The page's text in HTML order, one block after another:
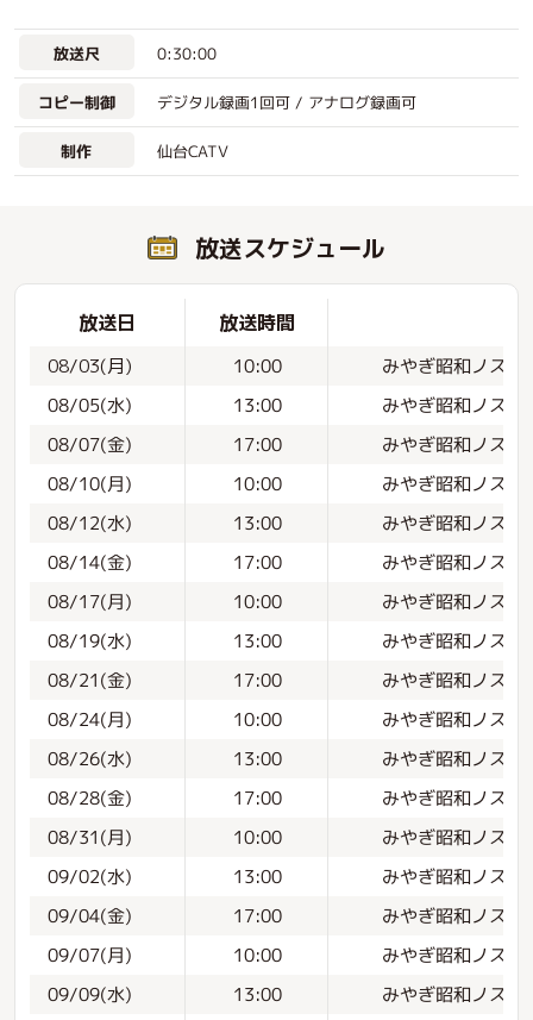
放送尺 0:30:00
コピー制御 デジタル録画1回可 / アナログ録画可
制作 仙台CATV
放送スケジュール
放送日 放送時間
08/03(月) 10:00 みやぎ昭和ノス
08/05(水) 13:00 みやぎ昭和ノスタ
08/07(金) 17:00 みやぎ昭和ノス
08/10(月) 10:00 みやぎ昭和ノス
08/12(水) 13:00 みやぎ昭和ノス
08/14(金) 17:00 みやぎ昭和ノス
08/17(月) 10:00 みやぎ昭和ノス
08/19(水) 13:00 みやぎ昭和ノス
08/21(金) 17:00 みやぎ昭和ノス
08/24(月) 10:00 みやぎ昭和ノス
08/26(水) 13:00 みやぎ昭和ノス
08/28(金) 17:00 みやぎ昭和ノス
08/31(月) 10:00 みやぎ昭和ノス
09/02(水) 13:00 みやぎ昭和ノスタ
09/04(金) 17:00 みやぎ昭和ノス
09/07(月) 10:00 みやぎ昭和ノス
09/09(水) 13:00 みやぎ昭和ノス